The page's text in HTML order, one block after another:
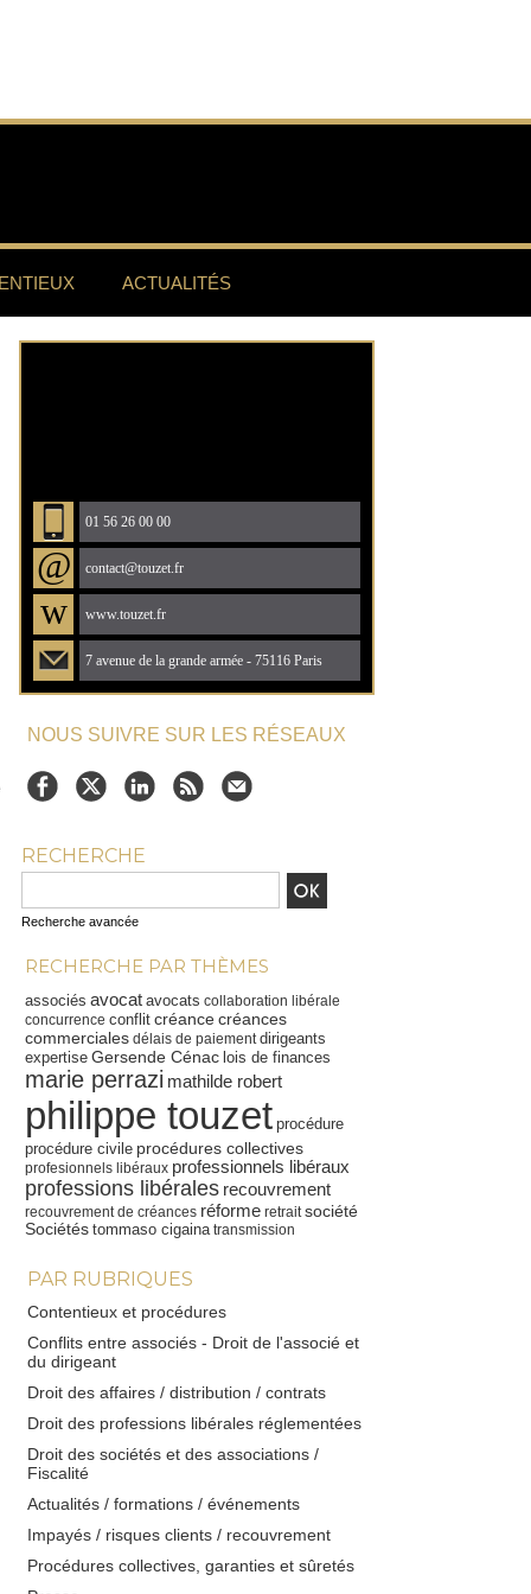
ACTUALITÉS
01 56 26 00 00
@ contact@touzet.fr
w www.touzet.fr
7 avenue de la grande armée - 75116 Paris
NOUS SUIVRE SUR LES RÉSEAUX
RECHERCHE
Recherche avancée
RECHERCHE PAR THÈMES
associés avocat avocats collaboration libérale
concurrence conflit créancecréances
commerciales délais de paiement dirigeants
expertise Gersende Cénac lois de finances
marie perrazi mathilde robert
philippe touzet procédure
procédure civile procédures collectives
profesionnels libéraux professionnels libéraux
professions libérales recouvrement
recouvrement de créances réforme retrait société
Sociétés tommaso cigaina transmission
PAR RUBRIQUES
Contentieux et procédures
Conflits entre associés - Droit de l'associé et
du dirigeant
Droit des affaires / distribution / contrats
Droit des professions libérales réglementées
Droit des sociétés et des associations /
Fiscalité
Actualités / formations / événements
Impayés / risques clients / recouvrement
Procédures collectives, garanties et sûretés